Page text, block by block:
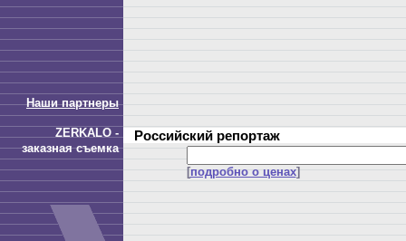
Наши партнеры
ZERKALO -
заказная съемка
Российский репортаж
[подробно о ценах]